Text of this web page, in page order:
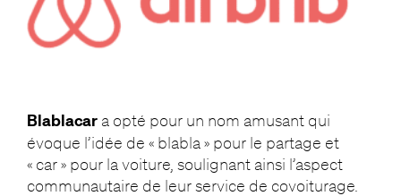
Blablacara opté pour un nom amusant qui
évoque l’idée de « blabla » pour le partage et
« car » pour la voiture, soulignant ainsi l’aspect
communautaire de leur service de covoiturage.